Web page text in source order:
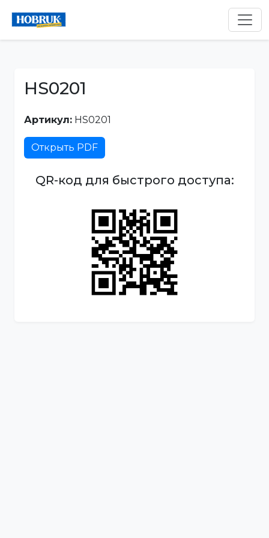
HS0201
Артикул: HS0201
Открыть PDF
QR-код для быстрого доступа: